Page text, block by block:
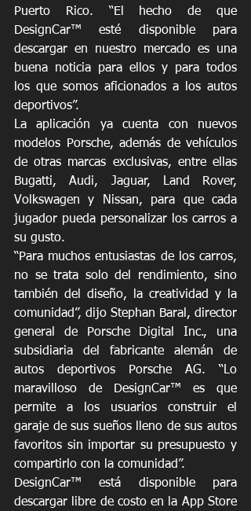
Puerto Rico. “El hecho de que
DesignCar™ esté disponible para
descargar en nuestro mercado es una
buena noticia para ellos y para todos
los que somos aficionados a los autos
deportivos”.
La aplicación ya cuenta con nuevos
modelos Porsche, además de vehículos
de otras marcas exclusivas, entre ellas
Bugatti, Audi, Jaguar, Land Rover,
Volkswagen y Nissan, para que cada
jugador pueda personalizar los carros a
su gusto.
“Para muchos entusiastas de los carros,
no se trata solo del rendimiento, sino
también del diseño, la creatividad y la
comunidad”, dijo Stephan Baral, director
general de Porsche Digital Inc., una
subsidiaria del fabricante alemán de
autos deportivos Porsche AG. “Lo
maravilloso de DesignCar™ es que
permite a los usuarios construir el
garaje de sus sueños lleno de sus autos
favoritos sin importar su presupuesto y
compartirlo con la comunidad”.
DesignCar™ está disponible para
descargar libre de costo en la App Store